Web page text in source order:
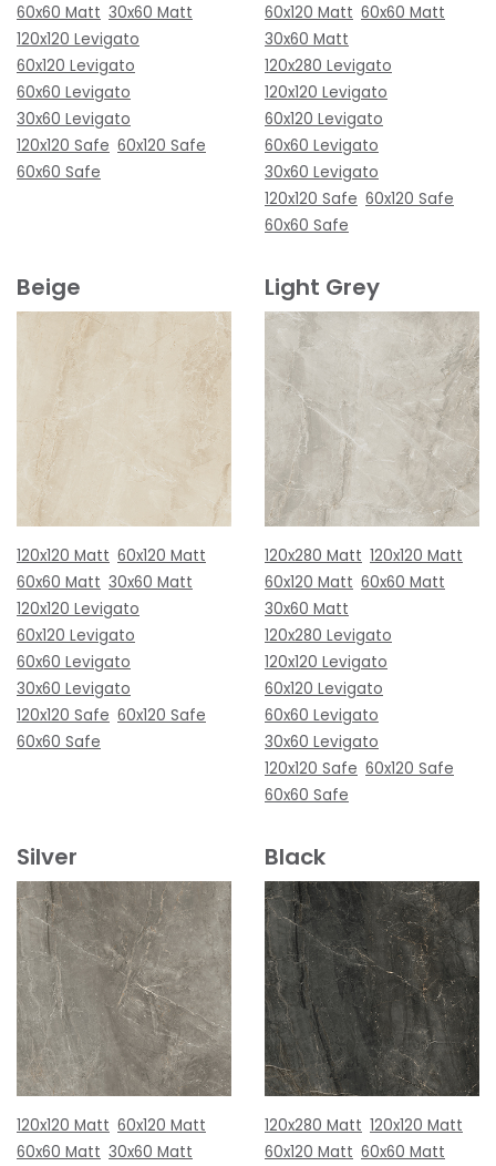
60x60 Matt 30x60 Matt
120x120 Levigato
60x120 Levigato
60x60 Levigato
30x60 Levigato
120x120 Safe 60x120 Safe
60x60 Safe
60x120 Matt 60x60 Matt
30x60 Matt
120x280 Levigato
120x120 Levigato
60x120 Levigato
60x60 Levigato
30x60 Levigato
120x120 Safe 60x120 Safe
60x60 Safe
Beige
120x120 Matt 60x120 Matt
60x60 Matt 30x60 Matt
120x120 Levigato
60x120 Levigato
60x60 Levigato
30x60 Levigato
120x120 Safe 60x120 Safe
60x60 Safe
Light Grey
120x280 Matt 120x120 Matt
60x120 Matt 60x60 Matt
30x60 Matt
120x280 Levigato
120x120 Levigato
60x120 Levigato
60x60 Levigato
30x60 Levigato
120x120 Safe 60x120 Safe
60x60 Safe
Silver
120x120 Matt 60x120 Matt
60x60 Matt 30x60 Matt
Black
120x280 Matt 120x120 Matt
60x120 Matt 60x60 Matt